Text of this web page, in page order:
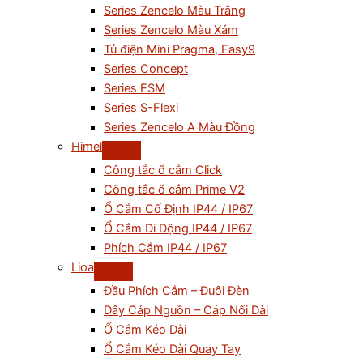
Series Zencelo Màu Trắng
Series Zencelo Màu Xám
Tủ điện Mini Pragma, Easy9
Series Concept
Series ESM
Series S-Flexi
Series Zencelo A Màu Đồng
Himel
Công tắc ổ cắm Click
Công tắc ổ cắm Prime V2
Ổ Cắm Cố Định IP44 / IP67
Ổ Cắm Di Động IP44 / IP67
Phích Cắm IP44 / IP67
Lioa
Đầu Phích Cắm – Đuôi Đèn
Dây Cáp Nguồn – Cáp Nối Dài
Ổ Cắm Kéo Dài
Ổ Cắm Kéo Dài Quay Tay